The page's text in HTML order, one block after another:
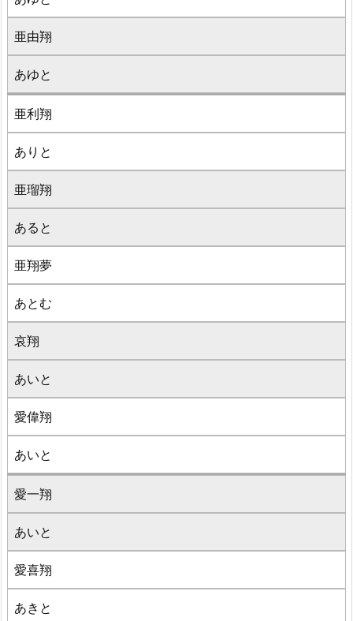
亜由翔
あゆと
亜利翔
ありと
亜瑠翔
あると
亜翔夢
あとむ
哀翔
あいと
愛偉翔
あいと
愛一翔
あいと
愛喜翔
あきと